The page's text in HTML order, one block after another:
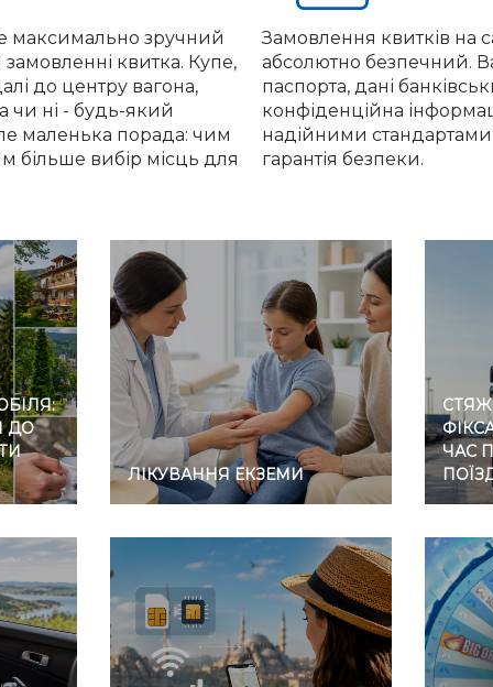
максимально зручний
квитка. Купе,
до центру вагона,
чи ні - будь-який
маленька порада: чим
більше вибір місць для
Замовлення квитків на
абсолютно безпечний.
паспорта, дані
конфіденційна
надійними
гарантія безпеки.
ДО
ЛІКУВАННЯ ЕКЗЕМИ
ЧАС